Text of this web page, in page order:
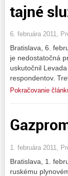
tajné
6. februára 2011,
Bratislava, 6.
je nedostatočná
uskutočnil
respondentov.
Pokračovanie
1. februára 2011,
Bratislava, 1.
ruskému